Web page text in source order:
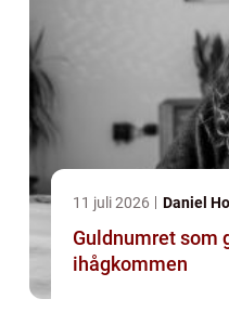
11 juli 2026 Daniel
Guldnumret som
ihågkommen